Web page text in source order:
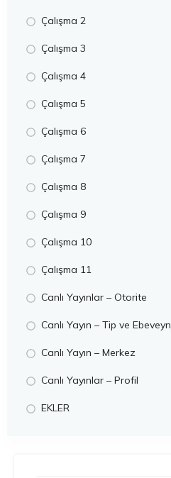
Çalışma 2
Çalışma 3
Çalışma 4
Çalışma 5
Çalışma 6
Çalışma 7
Çalışma 8
Çalışma 9
Çalışma 10
Çalışma 11
Canlı Yayınlar – Otorite
Canlı Yayın – Tip ve Ebeveyn
Canlı Yayın – Merkez
Canlı Yayınlar – Profil
EKLER